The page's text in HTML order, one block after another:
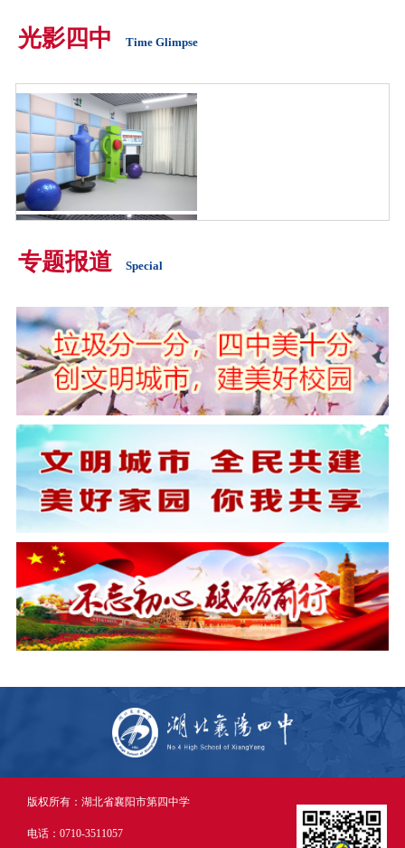
生切身体会古典诗歌韵味，近
光影四中 Time Glimpse
专题报道 Special
版权所有：湖北省襄阳市第四中学
电话：0710-3511057